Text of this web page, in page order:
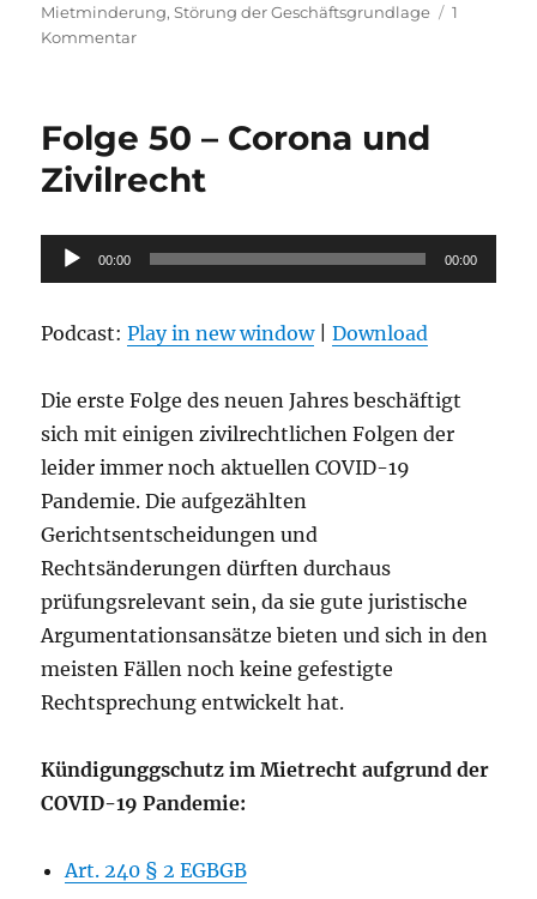
am
Mietminderung,Störung der Geschäftsgrundlage
1
Kommentarzu
Die
der
&
BGH
Entscheidung
coronabedingten
Folge 50 – Corona und
Zivilrecht
Audio-
Player
00:00 00:00
Podcast:Play in new window|Download
Die erste Folge des neuen Jahres beschäftigt
sich mit einigen zivilrechtlichen Folgen der
leider immer noch aktuellen COVID-19
Pandemie. Die aufgezählten
Gerichtsentscheidungen und
Rechtsänderungen dürften durchaus
prüfungsrelevant sein, da sie gute juristische
Argumentationsansätze bieten und sich in den
meisten Fällen noch keine gefestigte
Rechtsprechung entwickelt hat.
Kündigunggschutz im Mietrecht aufgrund der
COVID-19 Pandemie:
Art. 240 § 2 EGBGB